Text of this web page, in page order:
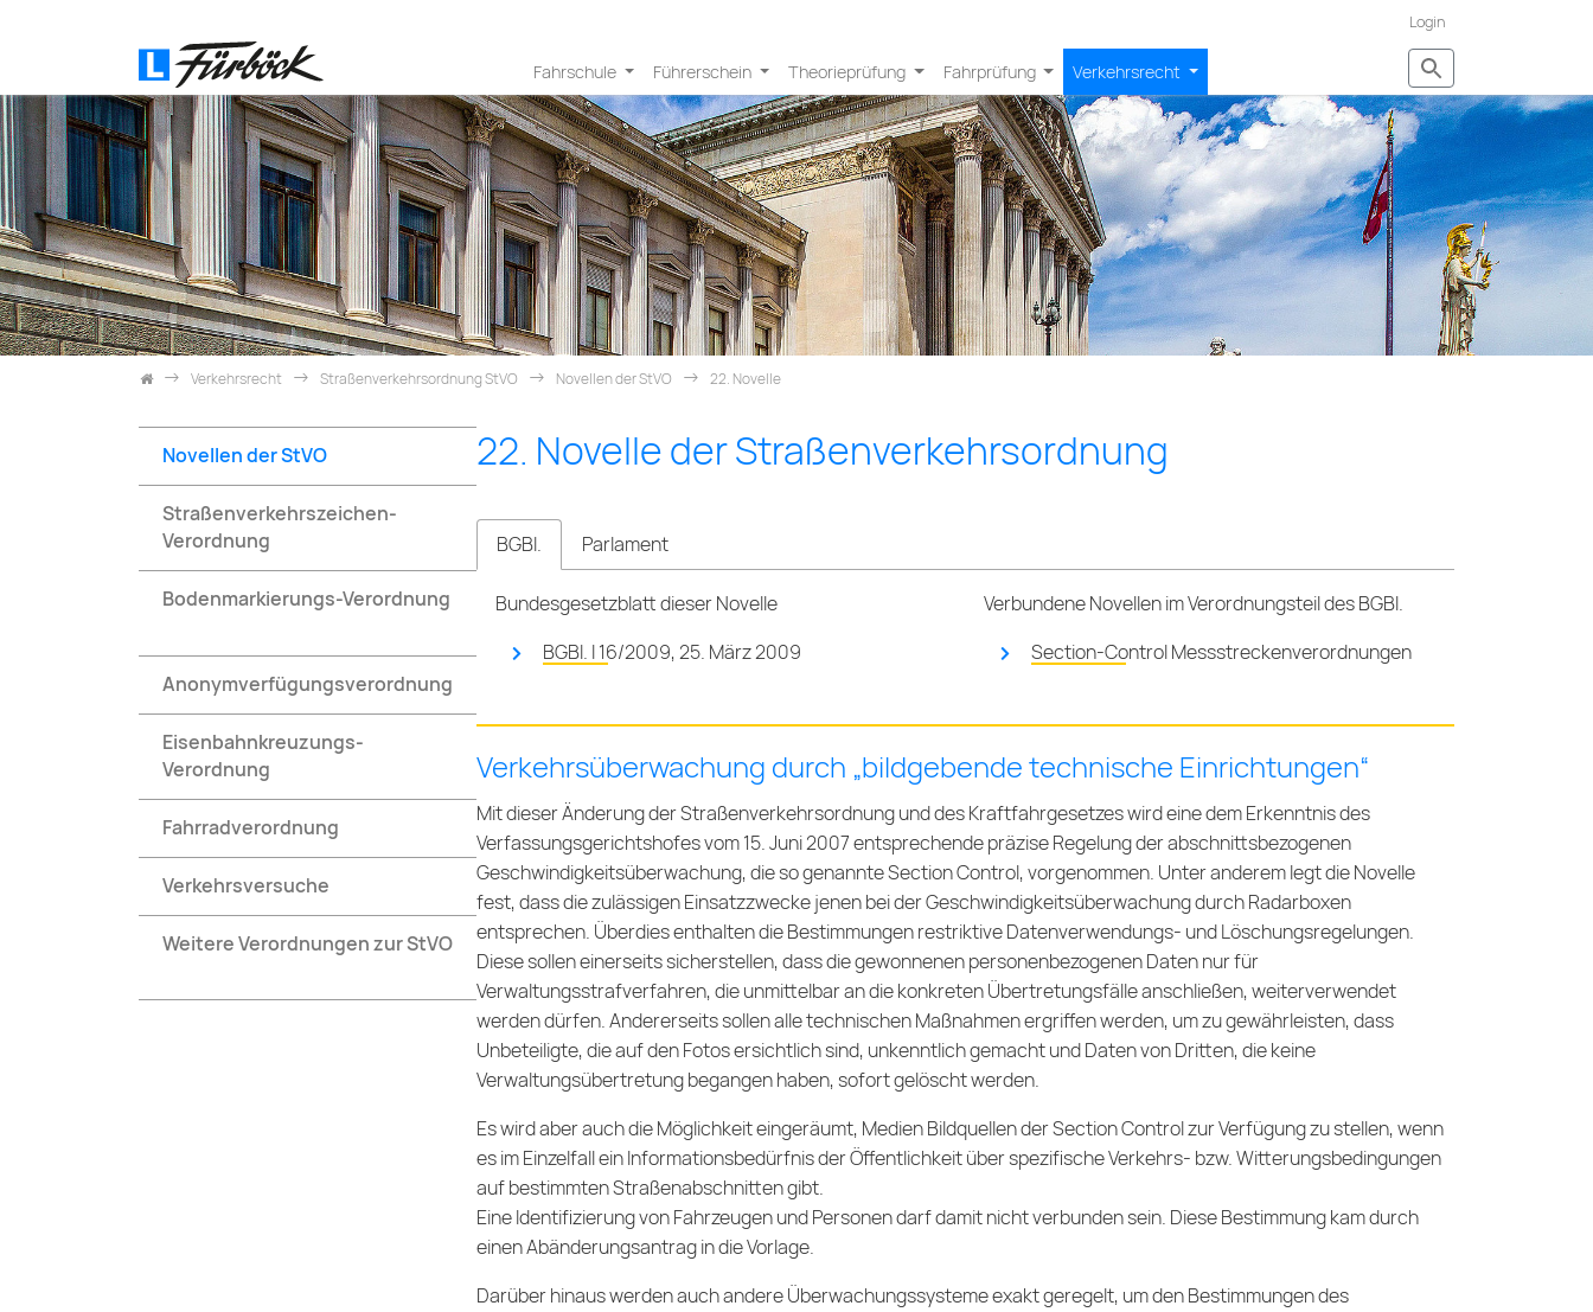
Skip navigation
Login
Fahrschule Führerschein Theorieprüfung Fahrprüfung Verkehrsrecht
Verkehrsrecht Straßenverkehrsordnung StVO Novellen der StVO 22. Novelle
22. Novelle der Straßen­ver­kehrs­ord­nung
BGBl. Parlament
Bundesgesetzblatt dieser Novelle
BGBl. I 16/2009, 25. März 2009
Verbundene Novellen im Verordnungsteil des BGBl.
Section-Control Messstreckenverordnungen
Verkehrsüberwachung durch „bildgebende technische Einrichtungen“
Mit dieser Änderung der Straßenverkehrsordnung und des Kraftfahrgesetzes wird eine dem Erkenntnis des
Verfassungsgerichtshofes vom 15. Juni 2007 entsprechende präzise Regelung der abschnittsbezogenen
Geschwindigkeitsüberwachung, die so genannte Section Control, vorgenommen. Unter anderem legt die Novelle
fest, dass die zulässigen Einsatzzwecke jenen bei der Geschwindigkeitsüberwachung durch Radarboxen
entsprechen. Überdies enthalten die Bestimmungen restriktive Datenverwendungs- und Löschungsregelungen.
Diese sollen einerseits sicherstellen, dass die gewonnenen personenbezogenen Daten nur für
Verwaltungsstrafverfahren, die unmittelbar an die konkreten Übertretungsfälle anschließen, weiterverwendet
werden dürfen. Andererseits sollen alle technischen Maßnahmen ergriffen werden, um zu gewährleisten, dass
Unbeteiligte, die auf den Fotos ersichtlich sind, unkenntlich gemacht und Daten von Dritten, die keine
Verwaltungsübertretung begangen haben, sofort gelöscht werden.
Es wird aber auch die Möglichkeit eingeräumt, Medien Bildquellen der Section Control zur Verfügung zu stellen, wenn
es im Einzelfall ein Informationsbedürfnis der Öffentlichkeit über spezifische Verkehrs- bzw. Witterungsbedingungen
auf bestimmten Straßenabschnitten gibt.
Eine Identifizierung von Fahrzeugen und Personen darf damit nicht verbunden sein. Diese Bestimmung kam durch
einen Abänderungsantrag in die Vorlage.
Darüber hinaus werden auch andere Überwachungssysteme exakt geregelt, um den Bestimmungen des
Novellen der StVO
Straßenverkehrszeichen-
Verordnung
Bodenmarkierungs-Verordnung
Anonymverfügungsverordnung
Eisenbahnkreuzungs-
Verordnung
Fahrradverordnung
Verkehrsversuche
Weitere Verordnungen zur StVO